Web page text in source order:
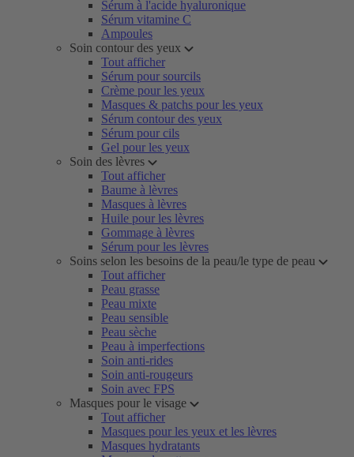
Sérum à l'acide hyaluronique
Sérum vitamine C
Ampoules
Soin contour des yeux
Tout afficher
Sérum pour sourcils
Crème pour les yeux
Masques & patchs pour les yeux
Sérum contour des yeux
Sérum pour cils
Gel pour les yeux
Soin des lèvres
Tout afficher
Baume à lèvres
Masques à lèvres
Huile pour les lèvres
Gommage à lèvres
Sérum pour les lèvres
Soins selon les besoins de la peau/le type de peau
Tout afficher
Peau grasse
Peau mixte
Peau sensible
Peau sèche
Peau à imperfections
Soin anti-rides
Soin anti-rougeurs
Soin avec FPS
Masques pour le visage
Tout afficher
Masques pour les yeux et les lèvres
Masques hydratants